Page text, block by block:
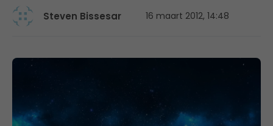
Steven Bissesar 16 maart 2012, 14:48